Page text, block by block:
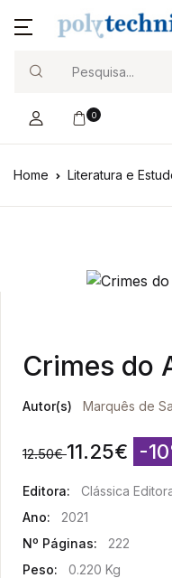
0
Home Literatura e
Crimes do
Autor(s) Marquês de
12.50€ 11.25€ -
Editora:
Clássica
Ano:
2021
Nº Páginas:
222
Peso:
0.220 Kg